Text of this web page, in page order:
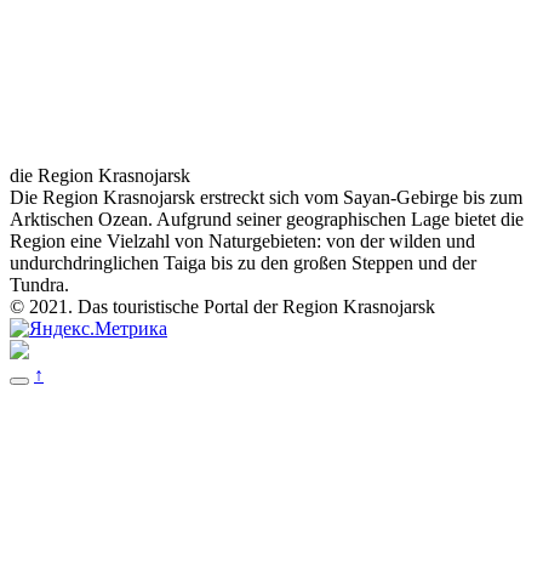
die Region Krasnojarsk
Die Region Krasnojarsk erstreckt sich vom Sayan-Gebirge bis zum
Arktischen Ozean. Aufgrund seiner geographischen Lage bietet die
Region eine Vielzahl von Naturgebieten: von der wilden und
undurchdringlichen Taiga bis zu den großen Steppen und der
Tundra.
© 2021. Das touristische Portal der Region Krasnojarsk
↑